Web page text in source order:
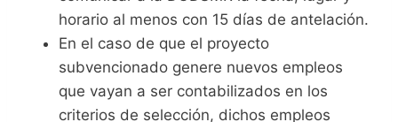
horario al menos con 15 días de antelación.
En el caso de que el proyecto
subvencionado genere nuevos empleos
que vayan a ser contabilizados en los
criterios de selección, dichos empleos